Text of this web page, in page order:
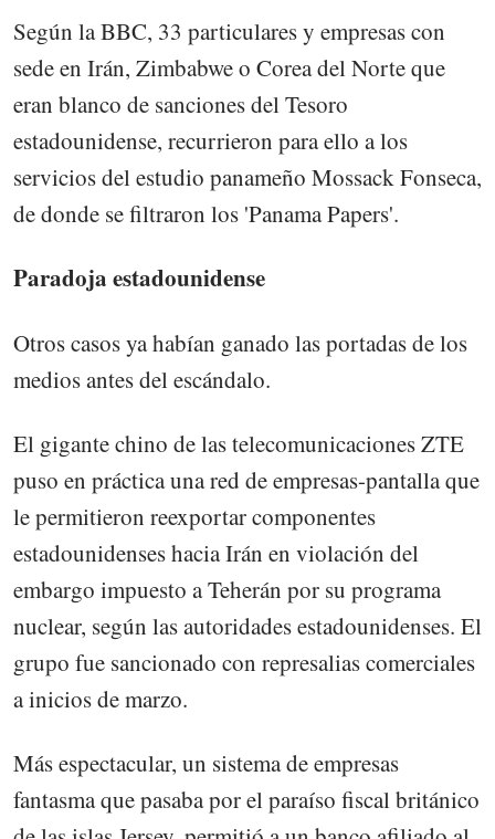
Según la BBC, 33 particulares y empresas con
sede en Irán, Zimbabwe o Corea del Norte que
eran blanco de sanciones del Tesoro
estadounidense, recurrieron para ello a los
servicios del estudio panameño Mossack Fonseca,
de donde se filtraron los 'Panama Papers'.
Paradoja estadounidense
Otros casos ya habían ganado las portadas de los
medios antes del escándalo.
El gigante chino de las telecomunicaciones ZTE
puso en práctica una red de empresas-pantalla que
le permitieron reexportar componentes
estadounidenses hacia Irán en violación del
embargo impuesto a Teherán por su programa
nuclear, según las autoridades estadounidenses. El
grupo fue sancionado con represalias comerciales
a inicios de marzo.
Más espectacular, un sistema de empresas
fantasma que pasaba por el paraíso fiscal británico